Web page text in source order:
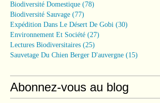
Biodiversité Domestique (78)
Biodiversité Sauvage (77)
Expédition Dans Le Désert De Gobi (30)
Environnement Et Société (27)
Lectures Biodiversitaires (25)
Sauvetage Du Chien Berger D'auvergne (15)
Abonnez-vous au blog